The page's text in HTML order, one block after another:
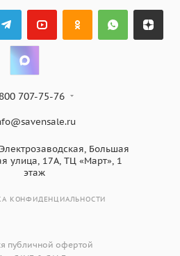
707-75-76
Большая
улица, 17А, ТЦ «Март», 1
этаж
КОНФИДЕНЦИАЛЬНОСТИ
публичной офертой